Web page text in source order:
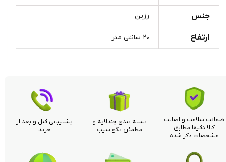
جنس رزین
ارتفاع ۲۰ سانتی متر
ضمانت سلامت و اصالت
کالا دقیقا مطابق
مشخصات ذکر شده
بسته بندی چندلایه و
مطمئن بگو سیب
پشتیبانی قبل و بعد از
خرید